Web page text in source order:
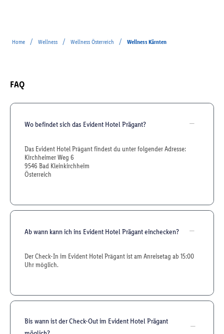
Home / Wellness / Wellness Österreich / Wellness Kärnten
FAQ
Wo befindet sich das Evident Hotel Prägant?
Das Evident Hotel Prägant findest du unter folgender Adresse:
Kirchheimer Weg 6
9546 Bad Kleinkirchheim
Österreich
Ab wann kann ich ins Evident Hotel Prägant einchecken?
Der Check-In im Evident Hotel Prägant ist am Anreisetag ab 15:00
Uhr möglich.
Bis wann ist der Check-Out im Evident Hotel Prägant